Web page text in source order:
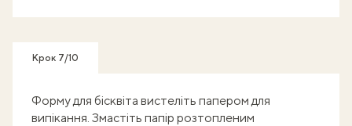
Крок 7/10
Форму для бісквіта вистеліть папером для
випікання. Змастіть папір розтопленим